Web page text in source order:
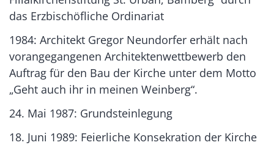
das Erzbischöfliche Ordinariat
1984: Architekt Gregor Neundorfer erhält nach
vorangegangenen Architektenwettbewerb den
Auftrag für den Bau der Kirche unter dem Motto
„Geht auch ihr in meinen Weinberg“.
24. Mai 1987: Grundsteinlegung
18. Juni 1989: Feierliche Konsekration der Kirche